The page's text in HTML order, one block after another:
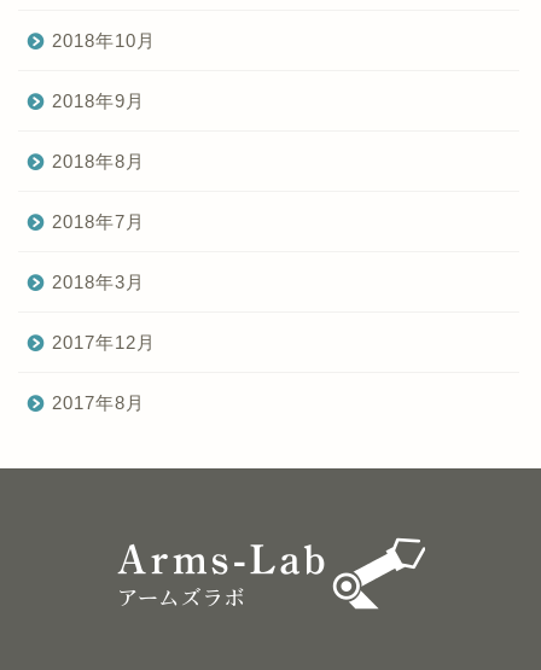
2018年10月
2018年9月
2018年8月
2018年7月
2018年3月
2017年12月
2017年8月